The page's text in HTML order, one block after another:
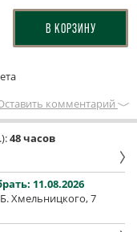
В КОРЗИНУ
комментарий
48 часов
11.08.2026
Хмельницкого, 7